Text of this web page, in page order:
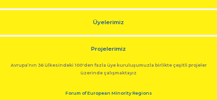
Üyelerimiz
Projelerimiz
Avrupa’nın 36 ülkesindeki 100'den fazla üye kuruluşumuzla birlikte çeşitli projeler
üzerinde çalışmaktayız
Forum of European Minority Regions